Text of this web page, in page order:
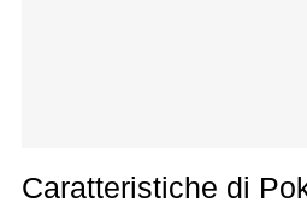
Caratteristiche di